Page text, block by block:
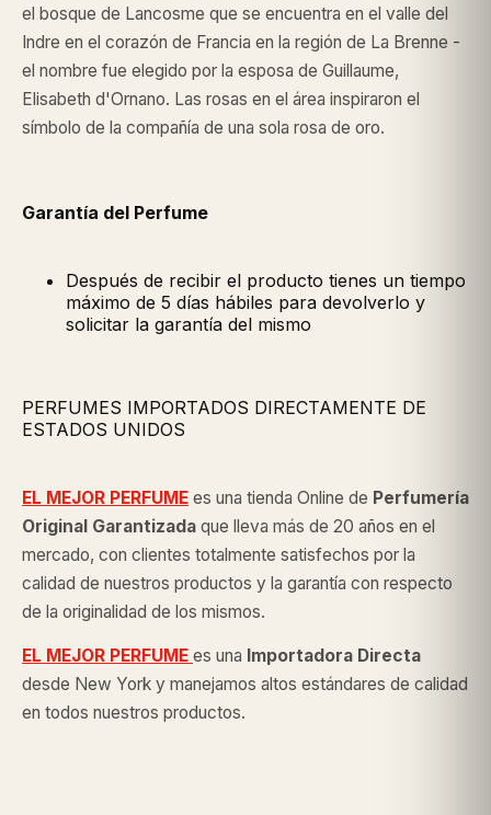
el bosque de Lancosme que se encuentra en el valle del
Indre en el corazón de Francia en la región de La Brenne -
el nombre fue elegido por la esposa de Guillaume,
Elisabeth d'Ornano. Las rosas en el área inspiraron el
símbolo de la compañía de una sola rosa de oro.
Garantía del Perfume
Después de recibir el producto tienes un tiempo
máximo de 5 días hábiles para devolverlo y
solicitar la garantía del mismo
PERFUMES IMPORTADOS DIRECTAMENTE DE
ESTADOS UNIDOS
EL MEJOR PERFUME es una tienda Online de Perfumería
Original Garantizada que lleva más de 20 años en el
mercado, con clientes totalmente satisfechos por la
calidad de nuestros productos y la garantía con respecto
de la originalidad de los mismos.
EL MEJOR PERFUME es una Importadora Directa
desde New York y manejamos altos estándares de calidad
en todos nuestros productos.